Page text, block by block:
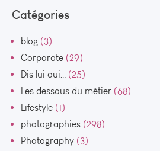
Catégories
blog (3)
Corporate (29)
Dis lui oui… (25)
Les dessous du métier (68)
Lifestyle (1)
photographies (298)
Photography (3)